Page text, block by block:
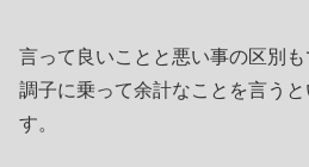
言って良いことと悪い事の区別も
調子に乗って余計なことを言う
す。